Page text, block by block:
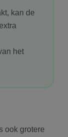
kan de
het
ook grotere